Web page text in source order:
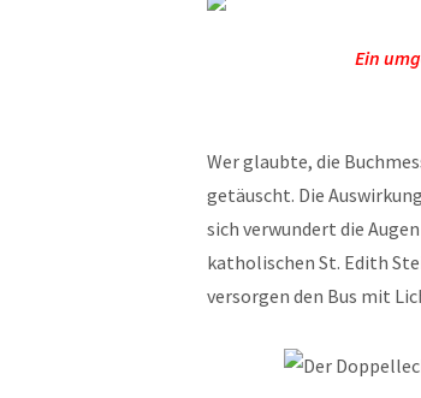
Ein
Wer glaubte, die
getäuscht. Die
sich verwundert die
katholischen St. Edith
versorgen den Bus mit